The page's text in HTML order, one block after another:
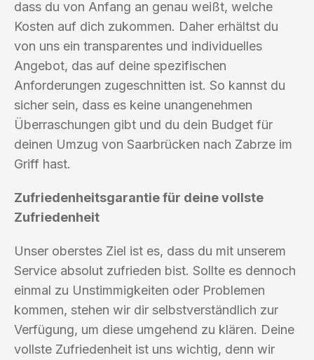
dass du von Anfang an genau weißt, welche
Kosten auf dich zukommen. Daher erhältst du
von uns ein transparentes und individuelles
Angebot, das auf deine spezifischen
Anforderungen zugeschnitten ist. So kannst du
sicher sein, dass es keine unangenehmen
Überraschungen gibt und du dein Budget für
deinen Umzug von Saarbrücken nach Zabrze im
Griff hast.
Zufriedenheitsgarantie für deine vollste
Zufriedenheit
Unser oberstes Ziel ist es, dass du mit unserem
Service absolut zufrieden bist. Sollte es dennoch
einmal zu Unstimmigkeiten oder Problemen
kommen, stehen wir dir selbstverständlich zur
Verfügung, um diese umgehend zu klären. Deine
vollste Zufriedenheit ist uns wichtig, denn wir